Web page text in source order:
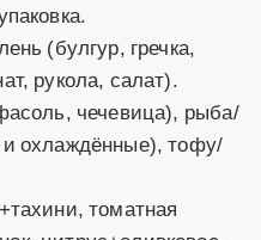
(булгур, гречка,
рукола, салат).
чечевица), рыба/
и охлаждённые), тофу/
томатная